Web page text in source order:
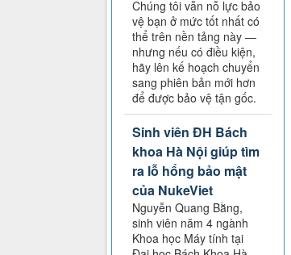
Chúng tôi vẫn nỗ lực bảo
vệ bạn ở mức tốt nhất có
thể trên nền tảng này —
nhưng nếu có điều kiện,
hãy lên kế hoạch chuyển
sang phiên bản mới hơn
để được bảo vệ tận gốc.
Sinh viên ĐH Bách
khoa Hà Nội giúp tìm
ra lỗ hổng bảo mật
của NukeViet
Nguyễn Quang Bằng,
sinh viên năm 4 ngành
Khoa học Máy tính tại